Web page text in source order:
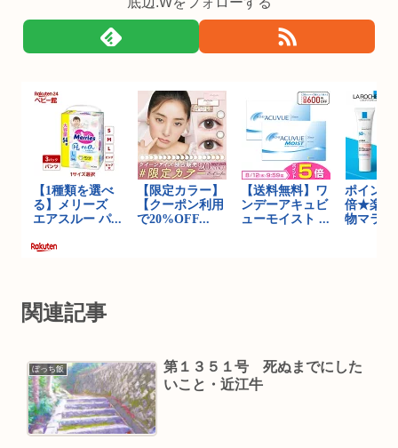
関連記事
ぼっち飯
第１３５１号 死ぬまでにした
いこと・近江牛